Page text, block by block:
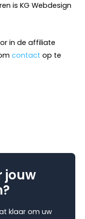
is KG Webdesign
in de affiliate
contact op te
jouw
klaar om uw